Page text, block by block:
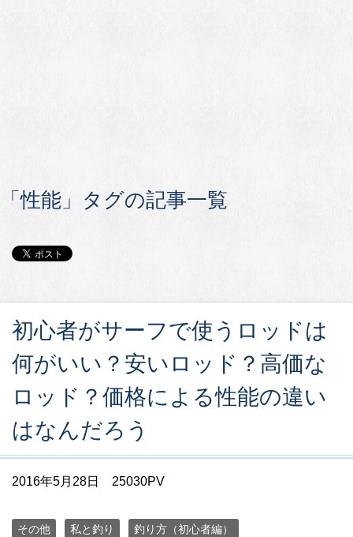
「性能」タグの記事一覧
初心者がサーフで使うロッドは
何がいい？安いロッド？高価な
ロッド？価格による性能の違い
はなんだろう
2016年5月28日 25030PV
その他 私と釣り 釣り方（初心者編）